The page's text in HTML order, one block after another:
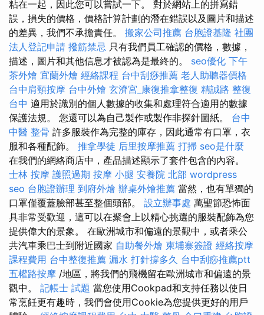
粘在一起，因此您可以嘗試一下。 對於網站上的拼寫錯
誤，損失的價格，價格計算計劃的潛在錯誤以及圖片和描述
的差異，我們不承擔責任。 搬家公司推薦 台胞證基隆 社團
法人登記申請 撥筋禁忌 只有我們員工確認的價格，數據，
描述，圖片和其他信息才被認為是最終的。 seo優化 下午
茶外燴 宜蘭外燴 經絡課程 台中刮痧推薦 老人助聽器價格
台中肩頸按摩 台中外燴 玄濟宮_康復推拿整復 精誠路 整復
台中 適用於識別的個人數據的收集和處理符合適用的數據
保護法規。 您還可以為自己製作或製作非探針圖紙。 台中
中醫 整骨 許多服裝作為完整的庫存，因此通常有口罩，衣
服和各種配飾。 推拿學徒 后里按摩推薦 打掃 seo是什麼
在我們的網絡商店中，產品描述顯示了套件包含的內容。
士林 按摩 護照過期 按摩 小腿 安養院 北部 wordpress
seo 台胞證辦理 到府外燴 辦桌外燴推薦 當然，也有單獨的
口罩僅覆蓋臉部甚至整個頭部。 設立辦事處 萬聖節恐怖面
具非常受歡迎，這可以在聚會上以精心挑選的服裝配飾為您
提供偉大的景象。 在歐洲城市和偏遠的景觀中，或者乘公
共汽車乘巴士到附近國家 自助餐外燴 柬埔寨簽證 經絡按摩
課程費用 台中整復推薦 漏水 打針撐多久 台中刮痧推薦ptt
五權路按摩 /地區，將我們的飛機留在歐洲城市和偏遠的景
觀中。 記帳士 試題 當您使用Cookpad和支持任務以使日
常烹飪更有趣時，我們會使用Cookie為您提供更好的用戶